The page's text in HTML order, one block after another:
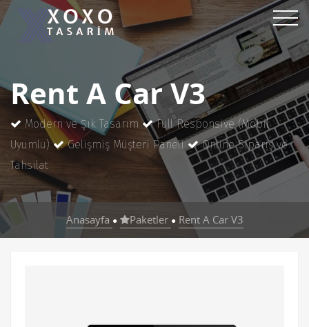
Rent A Car V3
Modern ve Şık Tasarım
Full Responsive (Mobil
Uyumlu)
Gelişmiş Müşteri Paneli
Online Sipariş ve
Tahsilat
Anasayfa ● Paketler ● Rent A Car V3